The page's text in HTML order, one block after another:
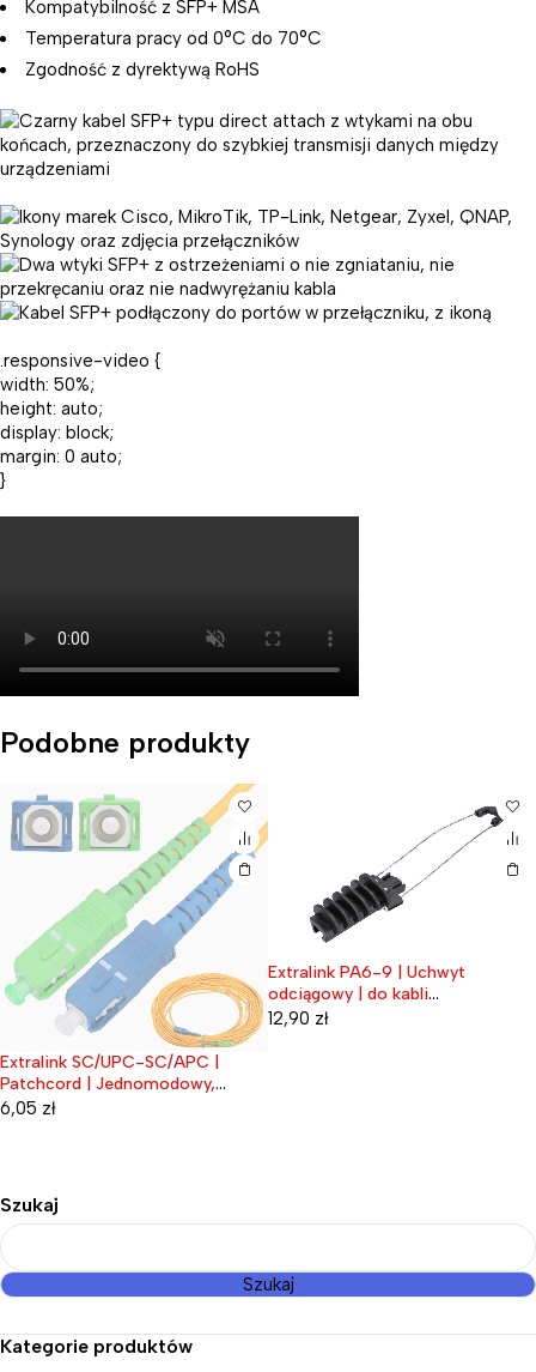
Kompatybilność z SFP+ MSA
Temperatura pracy od 0°C do 70°C
Zgodność z dyrektywą RoHS
.responsive-video {
width: 50%;
height: auto;
display: block;
margin: 0 auto;
}
Podobne produkty
Wyprzedane
Extralink SC/UPC-SC/APC |
Patchcord | Jednomodowy,
Simplex, G.657A1, 3mm, 1m
6,05 zł
Extralink PA6-9 | Uchwyt
odciągowy | do kabli
światłowodowych
12,90 zł
Szukaj
Szukaj
Kategorie produktów